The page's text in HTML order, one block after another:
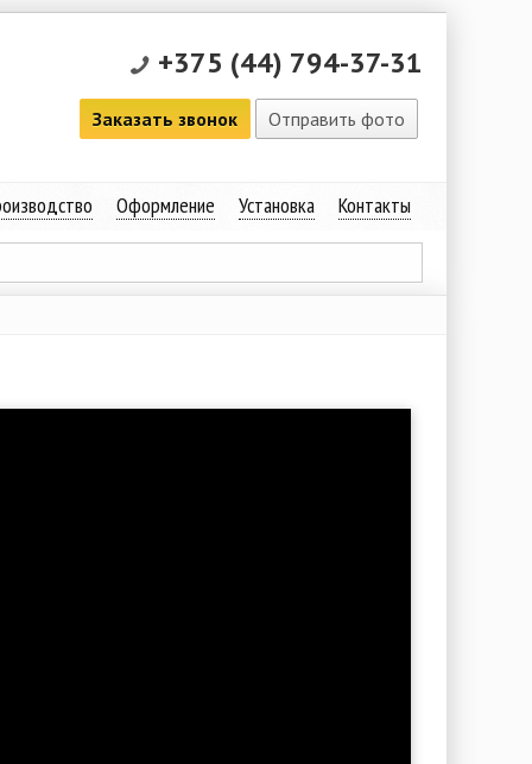
+375 (44) 794-37-31
Заказать звонок Отправить фото
Оформление Установка Контакты